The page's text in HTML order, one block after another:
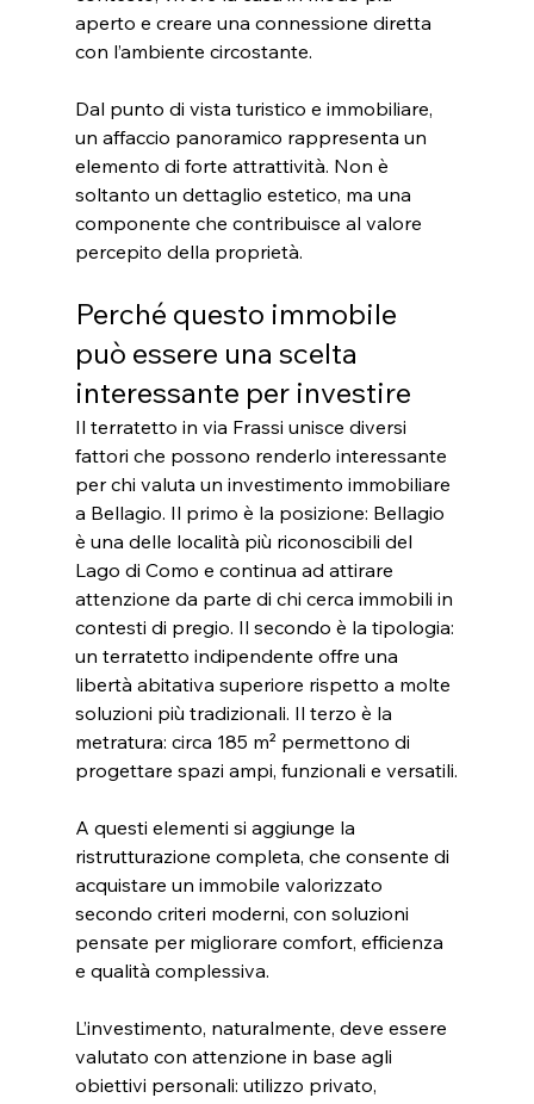
aperto e creare una connessione diretta
con l’ambiente circostante.
Dal punto di vista turistico e immobiliare,
un affaccio panoramico rappresenta un
elemento di forte attrattività. Non è
soltanto un dettaglio estetico, ma una
componente che contribuisce al valore
percepito della proprietà.
Perché questo immobile
può essere una scelta
interessante per investire
Il terratetto in via Frassi unisce diversi
fattori che possono renderlo interessante
per chi valuta un investimento immobiliare
a Bellagio. Il primo è la posizione: Bellagio
è una delle località più riconoscibili del
Lago di Como e continua ad attirare
attenzione da parte di chi cerca immobili in
contesti di pregio. Il secondo è la tipologia:
un terratetto indipendente offre una
libertà abitativa superiore rispetto a molte
soluzioni più tradizionali. Il terzo è la
metratura: circa 185 m² permettono di
progettare spazi ampi, funzionali e versatili.
A questi elementi si aggiunge la
ristrutturazione completa, che consente di
acquistare un immobile valorizzato
secondo criteri moderni, con soluzioni
pensate per migliorare comfort, efficienza
e qualità complessiva.
L’investimento, naturalmente, deve essere
valutato con attenzione in base agli
obiettivi personali: utilizzo privato,